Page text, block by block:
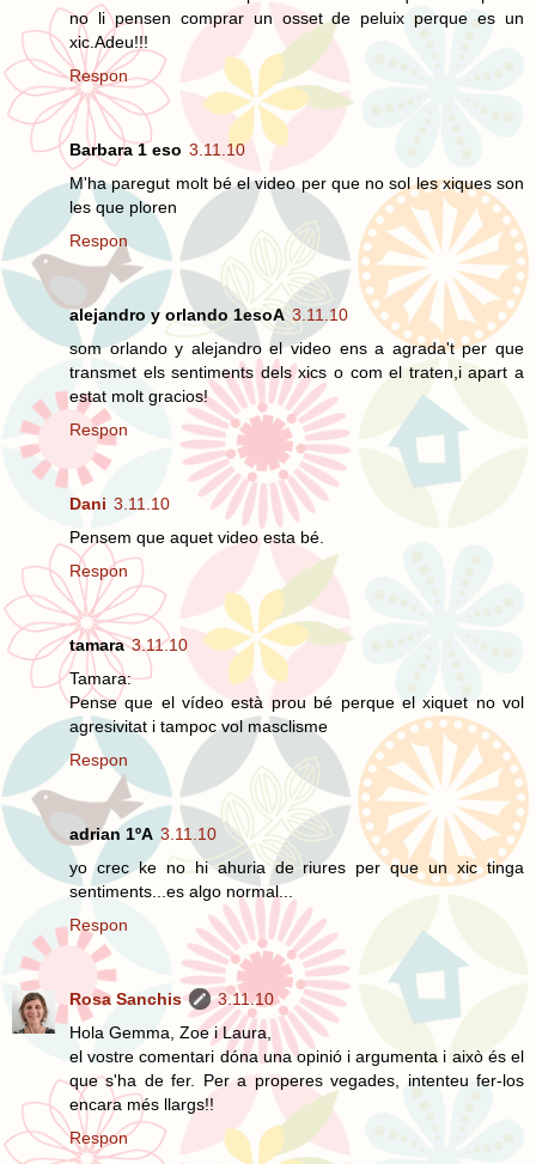
no li pensen comprar un osset de peluix perque es un
xic.Adeu!!!
Respon
Barbara 1 eso 3.11.10
M'ha paregut molt bé el video per que no sol les xiques son
les que ploren
Respon
alejandro y orlando 1esoA 3.11.10
som orlando y alejandro el video ens a agrada't per que
transmet els sentiments dels xics o com el traten,i apart a
estat molt gracios!
Respon
Dani 3.11.10
Pensem que aquet video esta bé.
Respon
tamara 3.11.10
Tamara:
Pense que el vídeo està prou bé perque el xiquet no vol
agresivitat i tampoc vol masclisme
Respon
adrian 1ºA 3.11.10
yo crec ke no hi ahuria de riures per que un xic tinga
sentiments...es algo normal...
Respon
Rosa Sanchis
3.11.10
Hola Gemma, Zoe i Laura,
el vostre comentari dóna una opinió i argumenta i això és el
que s'ha de fer. Per a properes vegades, intenteu fer-los
encara més llargs!!
Respon